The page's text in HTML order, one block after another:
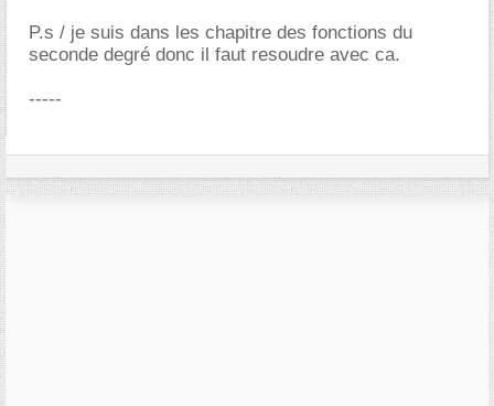
P.s / je suis dans les chapitre des fonctions du
seconde degré donc il faut resoudre avec ca.
-----